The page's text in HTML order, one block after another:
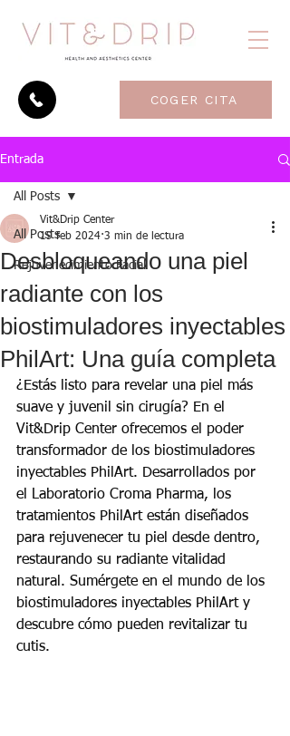
COGER CITA
Entrada
All Posts
Rejuvenecimiento Facial
All Posts
Desbloqueando una piel
radiante con los
biostimuladores inyectables
PhilArt: Una guía completa
Vit&Drip Center
19 feb 2024 3 min de lectura
¿Estás listo para revelar una piel más
suave y juvenil sin cirugía? En el
Vit&Drip Center ofrecemos el poder
transformador de los biostimuladores
inyectables PhilArt. Desarrollados por
el Laboratorio Croma Pharma, los
tratamientos PhilArt están diseñados
para rejuvenecer tu piel desde dentro,
restaurando su radiante vitalidad
natural. Sumérgete en el mundo de los
biostimuladores inyectables PhilArt y
descubre cómo pueden revitalizar tu
cutis.